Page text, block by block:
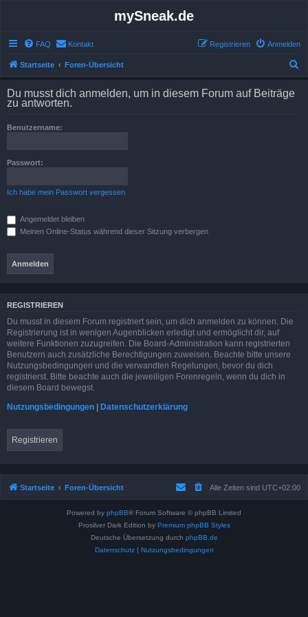
mySneak.de
FAQ Kontakt Anmelden
Registrieren
Startseite Foren-Übersicht
Du musst dich anmelden, um in diesem Forum auf Beiträge
zu antworten.
Benutzername:
Passwort:
Ich habe mein Passwort vergessen
Angemeldet bleiben
Meinen Online-Status während dieser Sitzung verbergen
REGISTRIEREN
Du musst in diesem Forum registriert sein, um dich anmelden zu können. Die
Registrierung ist in wenigen Augenblicken erledigt und ermöglicht dir, auf
weitere Funktionen zuzugreifen. Die Board-Administration kann registrierten
Benutzern auch zusätzliche Berechtigungen zuweisen. Beachte bitte unsere
Nutzungsbedingungen und die verwandten Regelungen, bevor du dich
registrierst. Bitte beachte auch die jeweiligen Forenregeln, wenn du dich in
diesem Board bewegst.
Nutzungsbedingungen | Datenschutzerklärung
Registrieren
Startseite Foren-Übersicht Alle Zeiten sind UTC+02:00
Powered by phpBB® Forum Software © phpBB Limited
Prosilver Dark Edition by Premium phpBB Styles
Deutsche Übersetzung durch phpBB.de
Datenschutz| Nutzungsbedingungen